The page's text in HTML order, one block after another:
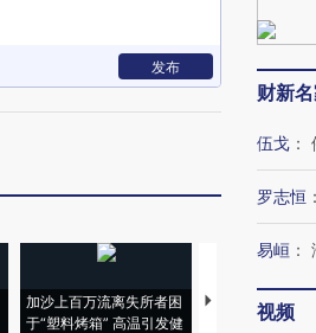
发布
加沙上百万流离失所者困
于“塑料烤箱” 高温引发健
视线｜HYROX的
术：是什么让中
财新
伍戈 ：
罗志恒
易峘 ：
视频